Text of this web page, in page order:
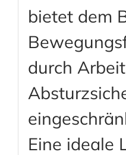
bietet dem
durch
Eine ideale